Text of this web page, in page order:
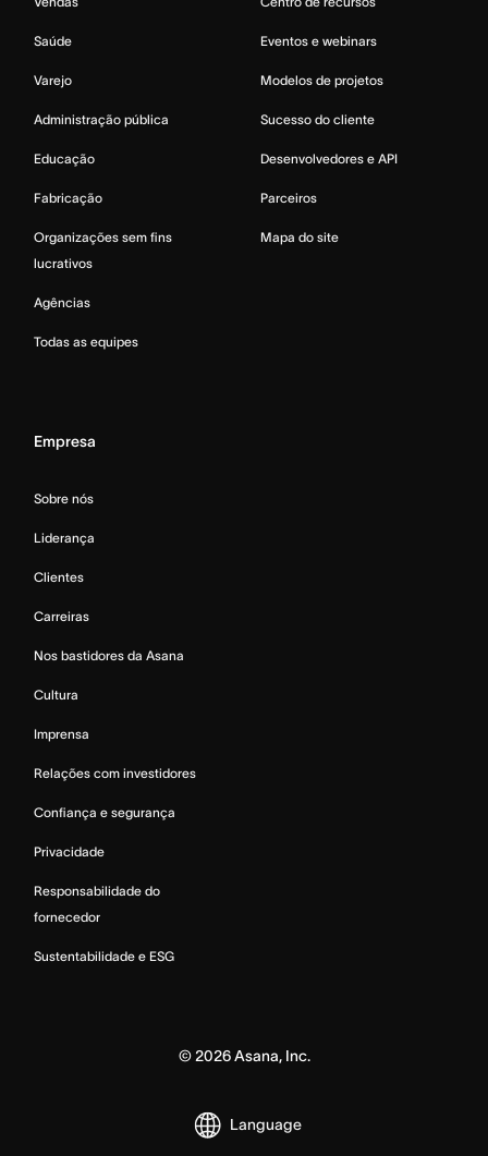
Saúde
Varejo
Administração pública
Educação
Fabricação
Organizações sem fins
lucrativos
Agências
Todas as equipes
Eventos e webinars
Modelos de projetos
Sucesso do cliente
Desenvolvedores e API
Parceiros
Mapa do site
Empresa
Sobre nós
Liderança
Clientes
Carreiras
Nos bastidores da Asana
Cultura
Imprensa
Relações com investidores
Confiança e segurança
Privacidade
Responsabilidade do
fornecedor
Sustentabilidade e ESG
© 2026Asana, Inc.
Language